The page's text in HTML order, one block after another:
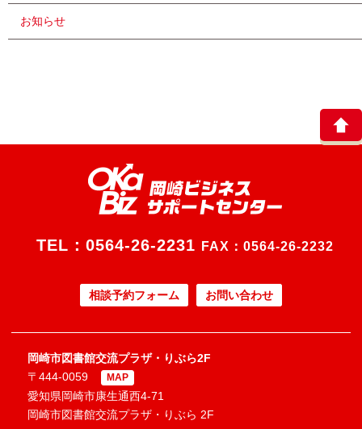
お知らせ
TEL： 0564-26-2231 FAX：0564-26-2232
相談予約フォーム お問い合わせ
岡崎市図書館交流プラザ・りぶら2F
〒444-0059
MAP
愛知県岡崎市康生通西4-71
岡崎市図書館交流プラザ・りぶら 2F